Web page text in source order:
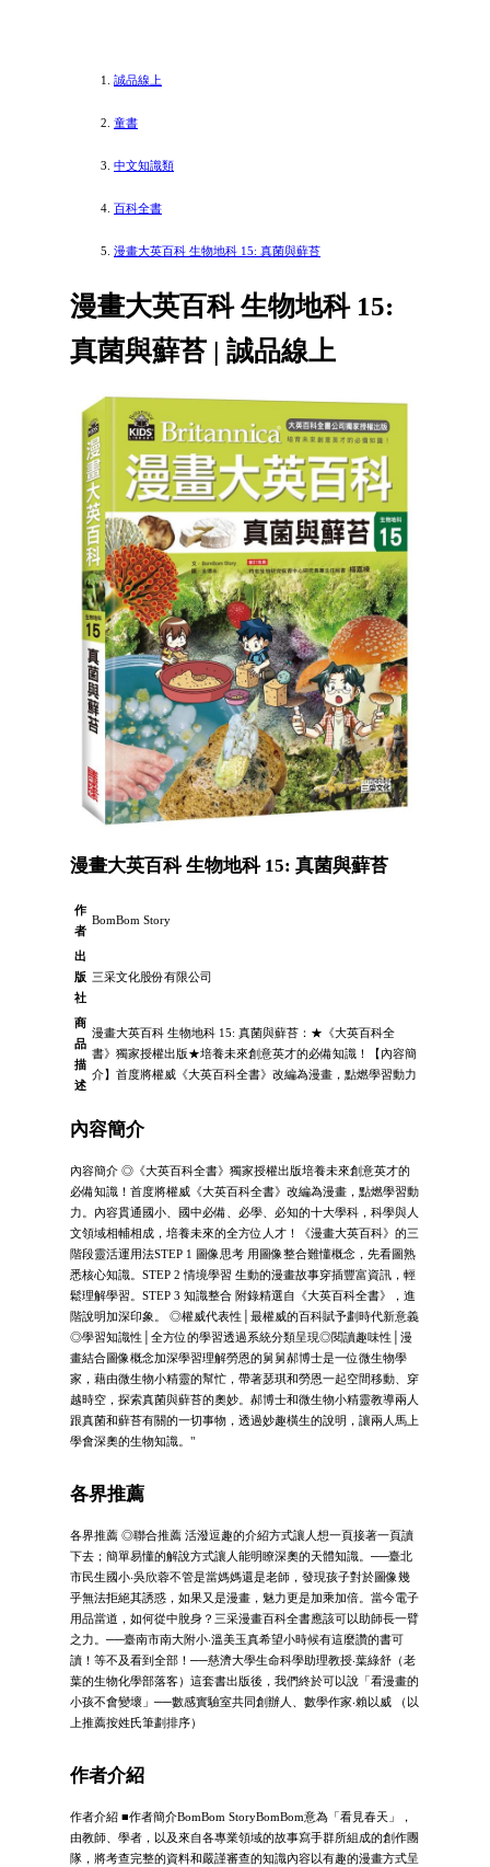
誠品線上
童書
中文知識類
百科全書
漫畫大英百科 生物地科 15: 真菌與蘚苔
漫畫大英百科 生物地科 15:
真菌與蘚苔 | 誠品線上
漫畫大英百科 生物地科 15: 真菌與蘚苔
作
者
BomBom Story
出
版
社
三采文化股份有限公司
商
品
描
述
漫畫大英百科 生物地科 15: 真菌與蘚苔：★《大英百科全
書》獨家授權出版★培養未來創意英才的必備知識！【內容簡
介】首度將權威《大英百科全書》改編為漫畫，點燃學習動力
內容簡介
內容簡介 ◎《大英百科全書》獨家授權出版培養未來創意英才的
必備知識！首度將權威《大英百科全書》改編為漫畫，點燃學習動
力。內容貫通國小、國中必備、必學、必知的十大學科，科學與人
文領域相輔相成，培養未來的全方位人才！《漫畫大英百科》的三
階段靈活運用法STEP 1 圖像思考 用圖像整合難懂概念，先看圖熟
悉核心知識。STEP 2 情境學習 生動的漫畫故事穿插豐富資訊，輕
鬆理解學習。STEP 3 知識整合 附錄精選自《大英百科全書》，進
階說明加深印象。 ◎權威代表性│最權威的百科賦予劃時代新意義
◎學習知識性│全方位的學習透過系統分類呈現◎閱讀趣味性│漫
畫結合圖像概念加深學習理解勞恩的舅舅郝博士是一位微生物學
家，藉由微生物小精靈的幫忙，帶著瑟琪和勞恩一起空間移動、穿
越時空，探索真菌與蘚苔的奧妙。郝博士和微生物小精靈教導兩人
跟真菌和蘚苔有關的一切事物，透過妙趣橫生的說明，讓兩人馬上
學會深奧的生物知識。"
各界推薦
各界推薦 ◎聯合推薦 活潑逗趣的介紹方式讓人想一頁接著一頁讀
下去；簡單易懂的解說方式讓人能明瞭深奧的天體知識。──臺北
市民生國小‧吳欣蓉不管是當媽媽還是老師，發現孩子對於圖像幾
乎無法拒絕其誘惑，如果又是漫畫，魅力更是加乘加倍。當今電子
用品當道，如何從中脫身？三采漫畫百科全書應該可以助師長一臂
之力。──臺南市南大附小‧溫美玉真希望小時候有這麼讚的書可
讀！等不及看到全部！──慈濟大學生命科學助理教授‧葉綠舒（老
葉的生物化學部落客）這套書出版後，我們終於可以說「看漫畫的
小孩不會變壞」──數感實驗室共同創辦人、數學作家‧賴以威 （以
上推薦按姓氏筆劃排序）
作者介紹
作者介紹 ■作者簡介BomBom StoryBomBom意為「看見春天」，
由教師、學者，以及來自各專業領域的故事寫手群所組成的創作團
隊，將考查完整的資料和嚴謹審查的知識內容以有趣的漫畫方式呈